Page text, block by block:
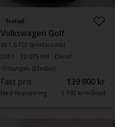
Testad
Volkswagen Golf
VII 1.6 TDI Sportscombi
2017
12 075 mil
Diesel
Kungälv (Ellesbo)
Fast pris 139 900 kr
Med finansiering 1 192 kr/månad